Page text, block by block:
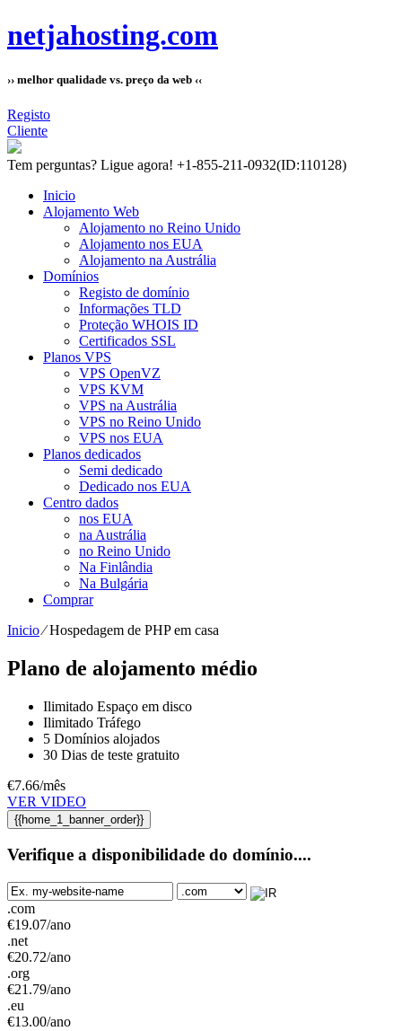
netjahosting.com
›› melhor qualidade vs. preço da web ‹‹
Registo
Cliente
Tem perguntas? Ligue agora! +1-855-211-0932(ID:110128)
Inicio
Alojamento Web
Alojamento no Reino Unido
Alojamento nos EUA
Alojamento na Austrália
Domínios
Registo de domínio
Informações TLD
Proteção WHOIS ID
Certificados SSL
Planos VPS
VPS OpenVZ
VPS KVM
VPS na Austrália
VPS no Reino Unido
VPS nos EUA
Planos dedicados
Semi dedicado
Dedicado nos EUA
Centro dados
nos EUA
na Austrália
no Reino Unido
Na Finlândia
Na Bulgária
Comprar
Inicio⁄Hospedagem de PHP em casa
Plano de alojamento médio
Ilimitado Espaço em disco
Ilimitado Tráfego
5 Domínios alojados
30 Dias de teste gratuito
€7.66/mês
VER VIDEO
{{home_1_banner_order}}
Verifique a disponibilidade do domínio....
.com
€19.07/ano
.net
€20.72/ano
.org
€21.79/ano
.eu
€13.00/ano